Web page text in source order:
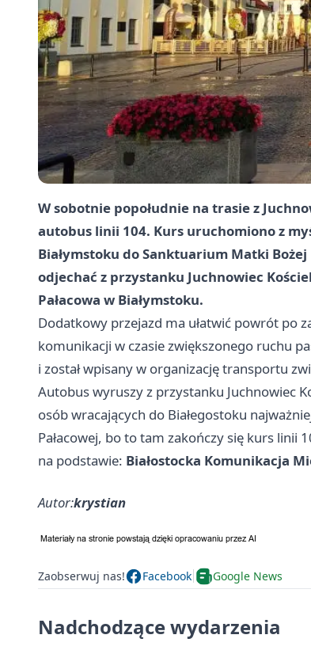
W sobotnie popołudnie na trasie z
autobus linii 104. Kurs uruchomiono z
Białymstoku do Sanktuarium Matki
odjechać z przystanku Juchnowiec
Pałacowa w Białymstoku.
Dodatkowy przejazd ma ułatwić powrót po
komunikacji w czasie zwiększonego ruchu
i został wpisany w organizację transportu
Autobus wyruszy z przystanku Juchnowiec
osób wracających do Białegostoku
Pałacowej, bo to tam zakończy się kurs linii
na podstawie: Białostocka Komunikacja
Autor:krystian
Zaobserwuj nas! Facebook Google News
Nadchodzące wydarzenia